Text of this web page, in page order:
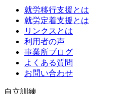
就労移行支援とは
就労定着支援とは
リンクスとは
利用者の声
事業所ブログ
よくある質問
お問い合わせ
自立訓練